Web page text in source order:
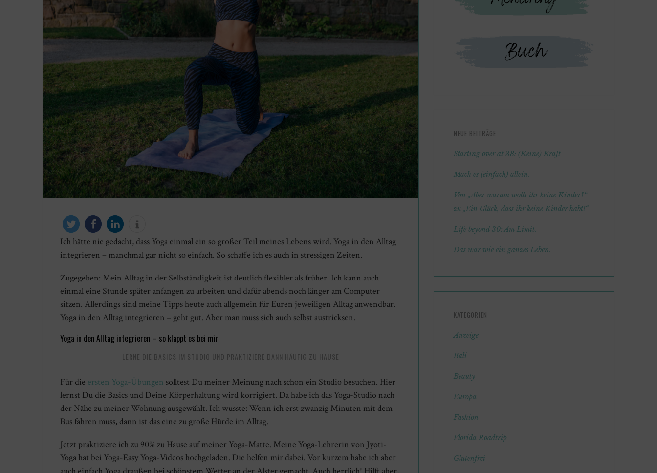
twittern teilen mitteileninfo
Ich hätte nie gedacht, dass Yoga einmal ein so großer Teil meines Lebens wird. Yoga in den Alltag
integrieren – manchmal gar nicht so einfach. So schaffe ich es auch in stressigen Zeiten.
Zugegeben: Mein Alltag in der Selbständigkeit ist deutlich flexibler als früher. Ich kann auch
einmal eine Stunde später anfangen zu arbeiten und dafür abends noch länger am Computer
sitzen. Allerdings sind meine Tipps heute auch allgemein für Euren jeweiligen Alltag anwendbar.
Yoga in den Alltag integrieren – geht gut. Aber man muss sich auch selbst austricksen.
Yoga in den Alltag integrieren – so klappt es bei mir
LERNE DIE BASICS IM STUDIO UND PRAKTIZIERE DANN HÄUFIG ZU HAUSE
Für die ersten Yoga-Übungen solltest Du meiner Meinung nach schon ein Studio besuchen. Hier
lernst Du die Basics und Deine Körperhaltung wird korrigiert. Da habe ich das Yoga-Studio nach
der Nähe zu meiner Wohnung ausgewählt. Ich wusste: Wenn ich erst zwanzig Minuten mit dem
Bus fahren muss, dann ist das eine zu große Hürde im Alltag.
Jetzt praktiziere ich zu 90% zu Hause auf meiner Yoga-Matte. Meine Yoga-Lehrerin von Jyoti-
Yoga hat bei Yoga-Easy Yoga-Videos hochgeladen. Die helfen mir dabei. Vor kurzem habe ich aber
auch einfach Yoga draußen bei schönstem Wetter an der Alster gemacht. Auch herrlich! Hilft aber,
NEUE BEITRÄGE
Starting over at 38: (Keine) Kraft
Mach es (einfach) allein.
Von „Aber warum wollt ihr keine Kinder?“
zu „Ein Glück, dass ihr keine Kinder habt!“
Life beyond 30: Am Limit.
Das war wie ein ganzes Leben.
KATEGORIEN
Anzeige
Bali
Beauty
Europa
Fashion
Florida Roadtrip
Glutenfrei